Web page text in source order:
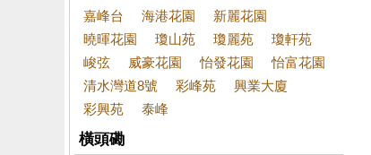
嘉峰台 海港花園
新麗花園
曉暉花園
瓊山苑 瓊麗苑
瓊軒苑
峻弦
威豪花園 怡發花園
怡富花園
清水灣道8號
彩峰苑
興業大廈
彩興苑
泰峰
橫頭磡